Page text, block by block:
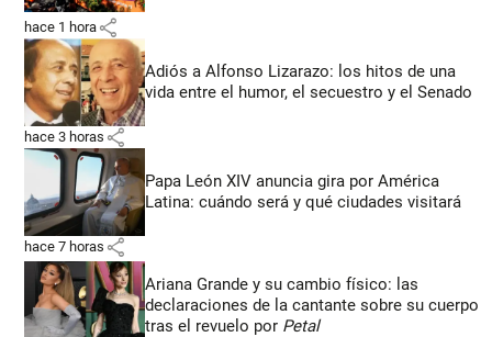
hace 1 hora share
Adiós a Alfonso Lizarazo: los hitos de una
vida entre el humor, el secuestro y el Senado
hace 3 horas share
Papa León XIV anuncia gira por América
Latina: cuándo será y qué ciudades visitará
hace 7 horas share
Ariana Grande y su cambio físico: las
declaraciones de la cantante sobre su cuerpo
tras el revuelo por Petal